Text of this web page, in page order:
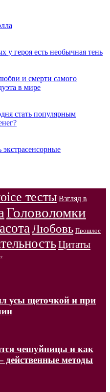
у героя есть необычная тень
и смерти самого
в мире
стать популярным
экстрасенсорные
тесты Взгляд в
Головоломки
Любовь Прошлое
Цитаты
усы щеточкой и при
чешуйницы и как
действенные методы